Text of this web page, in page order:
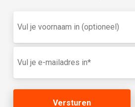
je
in
(optioneel)
mailadres